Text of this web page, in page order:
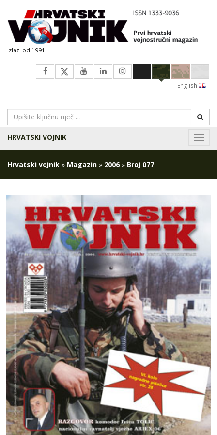
izlazi od 1991.
English
HRVATSKI VOJNIK
Hrvatski vojnik » Magazin » 2006 » Broj 077